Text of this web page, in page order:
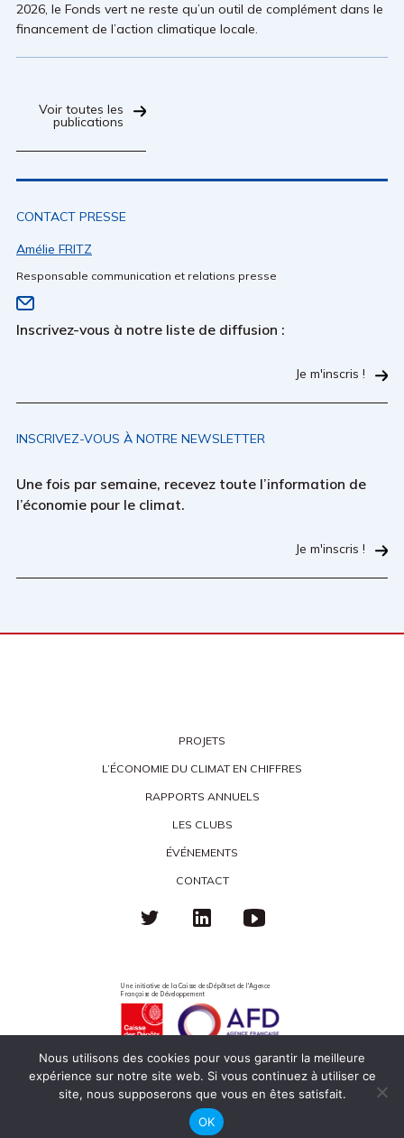
2026, le Fonds vert ne reste qu’un outil de complément dans le
financement de l’action climatique locale.
Voir toutes les
publications
CONTACT PRESSE
Amélie FRITZ
Responsable communication et relations presse
Inscrivez-vous à notre liste de diffusion :
Je m'inscris !
INSCRIVEZ-VOUS À NOTRE NEWSLETTER
Une fois par semaine, recevez toute l’information de
l’économie pour le climat.
Je m'inscris !
PROJETS
L’ÉCONOMIE DU CLIMAT EN CHIFFRES
RAPPORTS ANNUELS
LES CLUBS
ÉVÉNEMENTS
CONTACT
Politique de confidentialité
Mentions légales
Éco-responsabilité
Une initiative de la Caisse des Dépôts et de l'Agence
Française de Développement
Nous utilisons des cookies pour vous garantir la meilleure
expérience sur notre site web. Si vous continuez à utiliser ce
site, nous supposerons que vous en êtes satisfait.
OK